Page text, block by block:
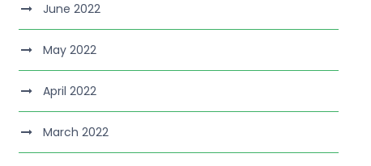
June 2022
May 2022
April 2022
March 2022